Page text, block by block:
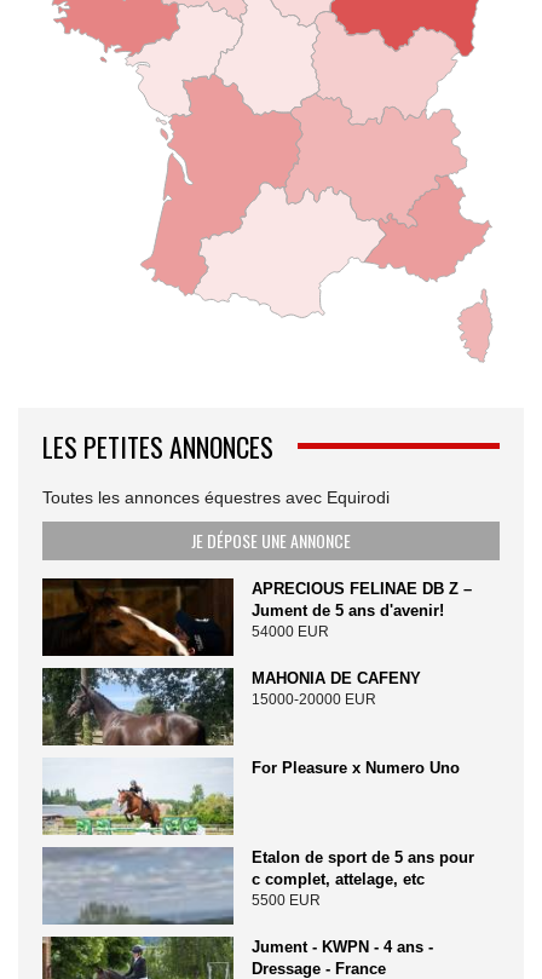
LES PETITES ANNONCES
Toutes les annonces équestres avec Equirodi
JE DÉPOSE UNE ANNONCE
APRECIOUS FELINAE DB Z –
Jument de 5 ans d'avenir!
54000 EUR
MAHONIA DE CAFENY
15000-20000 EUR
For Pleasure x Numero Uno
Etalon de sport de 5 ans pour
c complet, attelage, etc
5500 EUR
Jument - KWPN - 4 ans -
Dressage - France